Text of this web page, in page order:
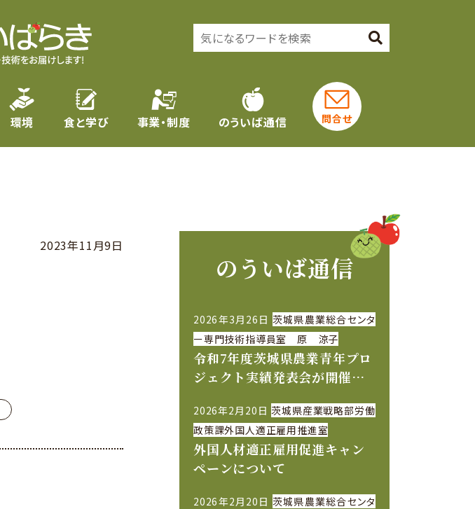
環境 食と学び 事業・制度 のういば通信 問合せ
2023年11月9日
のういば通信
2026年3月26日 茨城県農業総合センタ
ー専門技術指導員室 原 涼子
令和7年度茨城県農業青年プロ
ジェクト実績発表会が開催さ
2026年2月20日 茨城県産業戦略部労働
政策課外国人適正雇用推進室
外国人材適正雇用促進キャン
ペーンについて
2026年2月20日 茨城県農業総合センタ